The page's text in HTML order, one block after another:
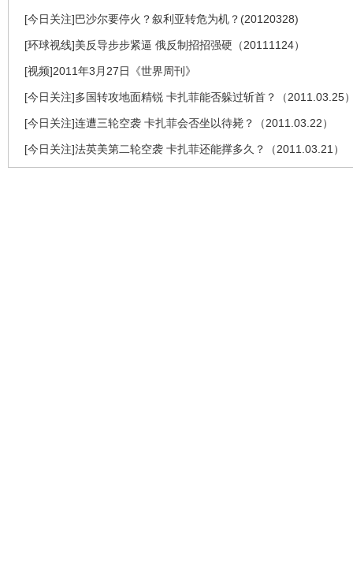
[今日关注]巴沙尔要停火？叙利亚转危为机？(20120328)
[环球视线]美反导步步紧逼 俄反制招招强硬（20111124）
[视频]2011年3月27日《世界周刊》
[今日关注]多国转攻地面精锐 卡扎菲能否躲过斩首？（2011.03.25
[今日关注]连遭三轮空袭 卡扎菲会否坐以待毙？（2011.03.22）
[今日关注]法英美第二轮空袭 卡扎菲还能撑多久？（2011.03.21）